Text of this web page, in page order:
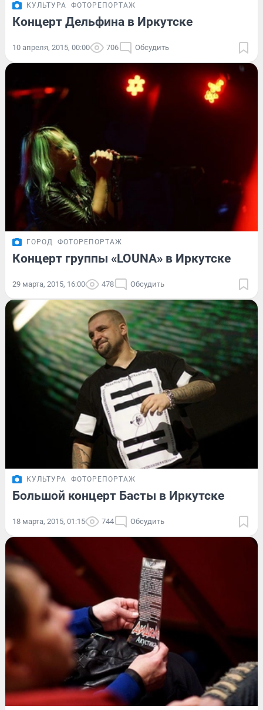
КУЛЬТУРА ФОТОРЕПОРТАЖ
Концерт Дельфина в Иркутске
10 апреля, 2015, 00:00 706 Обсудить
ГОРОД ФОТОРЕПОРТАЖ
Концерт группы «LOUNA» в Иркутске
29 марта, 2015, 16:00 478 Обсудить
КУЛЬТУРА ФОТОРЕПОРТАЖ
Большой концерт Басты в Иркутске
18 марта, 2015, 01:15 744 Обсудить